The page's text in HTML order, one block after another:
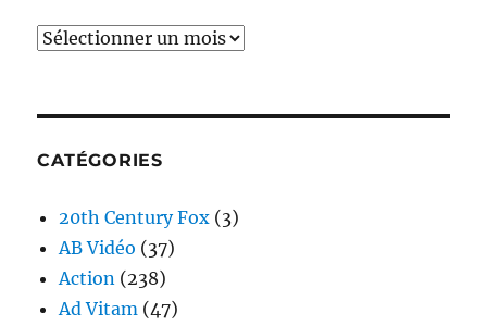
Archives
CATÉGORIES
20th Century Fox (3)
AB Vidéo (37)
Action (238)
Ad Vitam (47)